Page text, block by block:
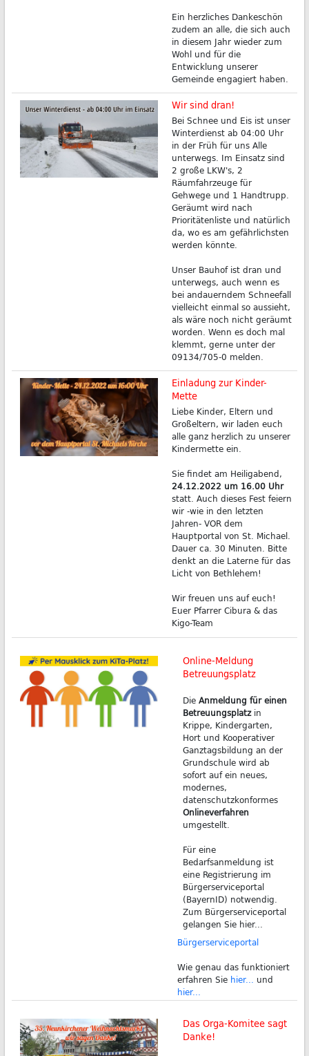
Ein herzliches Dankeschön
zudem an alle, die sich auch
in diesem Jahr wieder zum
Wohl und für die
Entwicklung unserer
Gemeinde engagiert haben.
Wir sind dran!
Bei Schnee und Eis ist unser
Winterdienst ab 04:00 Uhr
in der Früh für uns Alle
unterwegs. Im Einsatz sind
2 große LKW's, 2
Räumfahrzeuge für
Gehwege und 1 Handtrupp.
Geräumt wird nach
Prioritätenliste und natürlich
da, wo es am gefährlichsten
werden könnte.
Unser Bauhof ist dran und
unterwegs, auch wenn es
bei andauerndem Schneefall
vielleicht einmal so aussieht,
als wäre noch nicht geräumt
worden. Wenn es doch mal
klemmt, gerne unter der
09134/705-0 melden.
Einladung zur Kinder-
Mette
Liebe Kinder, Eltern und
Großeltern, wir laden euch
alle ganz herzlich zu unserer
Kindermette ein.
Sie findet am Heiligabend,
24.12.2022 um 16.00 Uhr
statt. Auch dieses Fest feiern
wir -wie in den letzten
Jahren- VOR dem
Hauptportal von St. Michael.
Dauer ca. 30 Minuten. Bitte
denkt an die Laterne für das
Licht von Bethlehem!
Wir freuen uns auf euch!
Euer Pfarrer Cibura & das
Kigo-Team
Online-Meldung
Betreuungsplatz
Die Anmeldung für einen
Betreuungsplatzin
Krippe, Kindergarten,
Hort und Kooperativer
Ganztagsbildung an der
Grundschule wird ab
sofort auf ein neues,
modernes,
datenschutzkonformes
Onlineverfahren
umgestellt.
Für eine
Bedarfsanmeldung ist
eine Registrierung im
Bürgerserviceportal
(BayernID) notwendig.
Zum Bürgerserviceportal
gelangen Sie hier...
Bürgerserviceportal
Wie genau das funktioniert
erfahren Sie hier... und
hier...
Das Orga-Komitee sagt
Danke!